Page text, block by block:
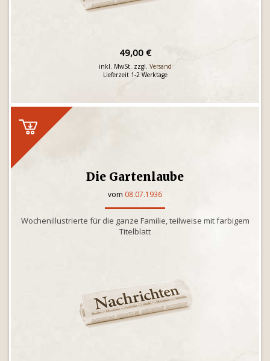
49,00 €
inkl. MwSt. zzgl. Versand
Lieferzeit 1-2 Werktage
Die Gartenlaube
vom 08.07.1936
Wochenillustrierte für die ganze Familie, teilweise mit farbigem
Titelblatt